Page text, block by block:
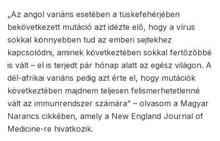
„Az angol variáns esetében a tüskefehérjében
bekövetkezett mutáció azt idézte elő, hogy a vírus
sokkal könnyebben tud az emberi sejtekhez
kapcsolódni, aminek következtében sokkal fertőzőbbé
is vált – el is terjedt pár hónap alatt az egész világon. A
dél-afrikai variáns pedig azt érte el, hogy mutációk
következtében majdnem teljesen felismerhetetlenné
vált az immunrendszer számára” – olvasom a Magyar
Narancs cikkében, amely a New England Journal of
Medicine-re hivatkozik.